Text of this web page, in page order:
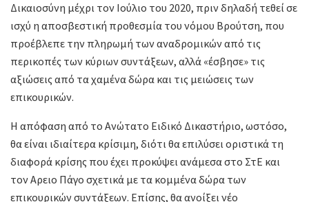
Δικαιοσύνη μέχρι τον Ιούλιο του 2020, πριν δηλαδή τεθεί σε
ισχύ η αποσβεστική προθεσμία του νόμου Βρούτση, που
προέβλεπε την πληρωμή των αναδρομικών από τις
περικοπές των κύριων συντάξεων, αλλά «έσβησε» τις
αξιώσεις από τα χαμένα δώρα και τις μειώσεις των
επικουρικών.
Η απόφαση από το Ανώτατο Ειδικό Δικαστήριο, ωστόσο,
θα είναι ιδιαίτερα κρίσιμη, διότι θα επιλύσει οριστικά τη
διαφορά κρίσης που έχει προκύψει ανάμεσα στο ΣτΕ και
τον Αρειο Πάγο σχετικά με τα κομμένα δώρα των
επικουρικών συντάξεων. Επίσης, θα ανοίξει νέο